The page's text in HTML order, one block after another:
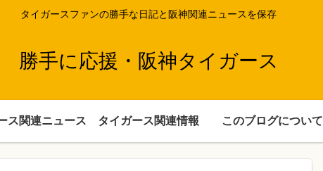
タイガースファンの勝手な日記と阪神関連ニュースを保存
勝手に応援・阪神タイガース
ス関連ニュース タイガース関連情報 このブログについて